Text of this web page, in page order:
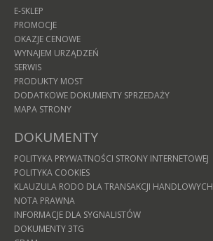
E-SKLEP
PROMOCJE
OKAZJE CENOWE
WYNAJEM URZĄDZEŃ
SERWIS
PRODUKTY MOST
DODATKOWE DOKUMENTY SPRZEDAŻY
MAPA STRONY
DOKUMENTY
POLITYKA PRYWATNOŚCI STRONY INTERNETOWEJ
POLITYKA COOKIES
KLAUZULA RODO DLA TRANSAKCJI HANDLOWYCH
NOTA PRAWNA
INFORMACJE DLA SYGNALISTÓW
DOKUMENTY 3TG